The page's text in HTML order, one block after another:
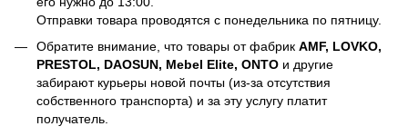
Отправки товара проводятся с понедельника по пятницу.
Обратите внимание, что товары от фабрик AMF, LOVKO,
PRESTOL, DAOSUN, Mebel Elite, ONTO и другие
забирают курьеры новой почты (из-за отсутствия
собственного транспорта) и за эту услугу платит
получатель.